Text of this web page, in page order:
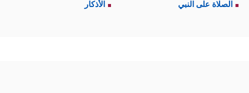
الصلاة على النبي الأذكار